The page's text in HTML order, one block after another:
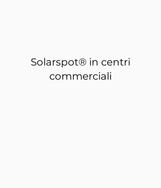
Solarspot® in centri
commerciali